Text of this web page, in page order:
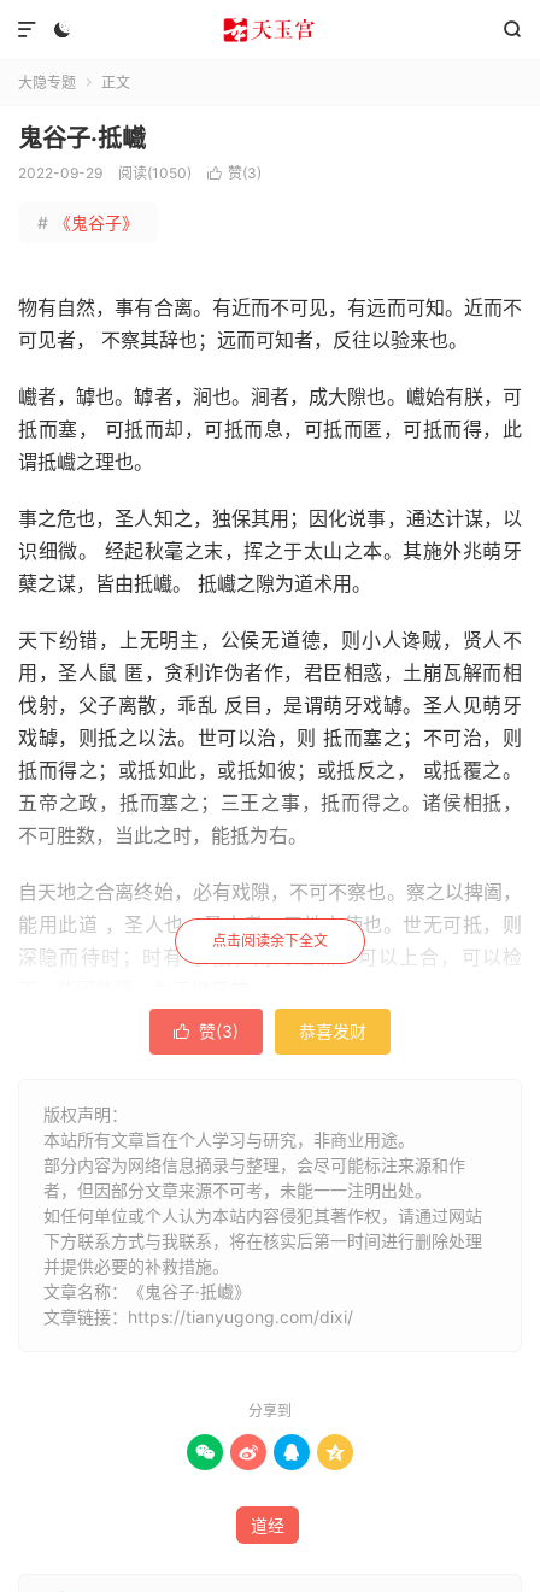
 

大隐专题  正文
鬼谷子·抵巇
2022-09-29 阅读(1050)  赞(3)
# 《鬼谷子》
物有自然，事有合离。有近而不可见，有远而可知。近而不
可见者， 不察其辞也；远而可知者，反往以验来也。
巇者，罅也。罅者，涧也。涧者，成大隙也。巇始有朕，可
抵而塞， 可抵而却，可抵而息，可抵而匿，可抵而得，此
谓抵巇之理也。
事之危也，圣人知之，独保其用；因化说事，通达计谋，以
识细微。 经起秋毫之末，挥之于太山之本。其施外兆萌牙
蘖之谋，皆由抵巇。 抵巇之隙为道术用。
天下纷错，上无明主，公侯无道德，则小人谗贼，贤人不
用，圣人鼠 匿，贪利诈伪者作，君臣相惑，土崩瓦解而相
伐射，父子离散，乖乱 反目，是谓萌牙戏罅。圣人见萌牙
戏罅，则抵之以法。世可以治，则 抵而塞之；不可治，则
抵而得之；或抵如此，或抵如彼；或抵反之， 或抵覆之。
五帝之政，抵而塞之；三王之事，抵而得之。诸侯相抵，
不可胜数，当此之时，能抵为右。
自天地之合离终始，必有戏隙，不可不察也。察之以捭阖，
能用此道 ，圣人也。圣人者，天地之使也。世无可抵，则
深隐而待时；时有可 抵，则为之谋；可以上合，可以检
点击阅读余下全文
 赞(3) 恭喜发财
版权声明：
本站所有文章旨在个人学习与研究，非商业用途。
部分内容为网络信息摘录与整理，会尽可能标注来源和作
者，但因部分文章来源不可考，未能一一注明出处。
如任何单位或个人认为本站内容侵犯其著作权，请通过网站
下方联系方式与我联系​​，将在核实后第一时间进行删除处理
并提供必要的补救措施。
文章名称：《鬼谷子·抵巇》
文章链接： https://tianyugong.com/dixi/
分享到
   
道经